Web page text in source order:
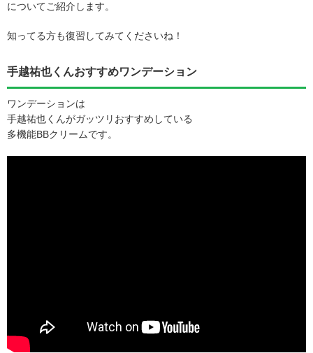
についてご紹介します。
知ってる方も復習してみてくださいね！
手越祐也くんおすすめワンデーション
ワンデーションは
手越祐也くんがガッツリおすすめしている
多機能BBクリームです。